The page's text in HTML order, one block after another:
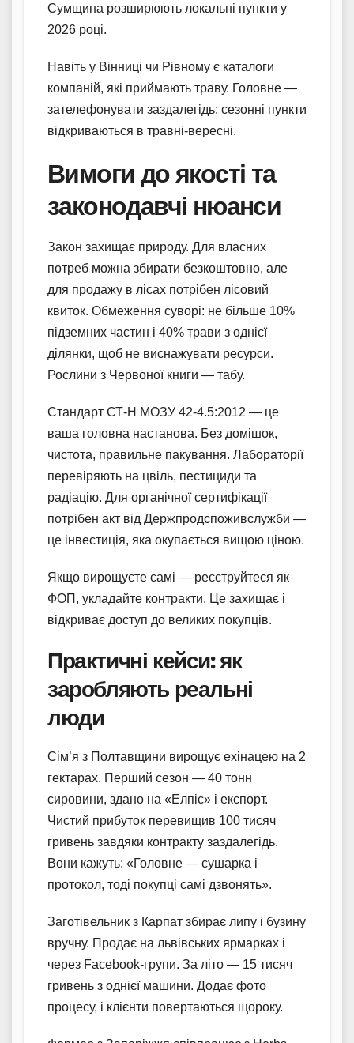
Сумщина розширюють локальні пункти у
2026 році.
Навіть у Вінниці чи Рівному є каталоги
компаній, які приймають траву. Головне —
зателефонувати заздалегідь: сезонні пункти
відкриваються в травні-вересні.
Вимоги до якості та
законодавчі нюанси
Закон захищає природу. Для власних
потреб можна збирати безкоштовно, але
для продажу в лісах потрібен лісовий
квиток. Обмеження суворі: не більше 10%
підземних частин і 40% трави з однієї
ділянки, щоб не виснажувати ресурси.
Рослини з Червоної книги — табу.
Стандарт СТ-Н МОЗУ 42-4.5:2012 — це
ваша головна настанова. Без домішок,
чистота, правильне пакування. Лабораторії
перевіряють на цвіль, пестициди та
радіацію. Для органічної сертифікації
потрібен акт від Держпродспоживслужби —
це інвестиція, яка окупається вищою ціною.
Якщо вирощуєте самі — реєструйтеся як
ФОП, укладайте контракти. Це захищає і
відкриває доступ до великих покупців.
Практичні кейси: як
заробляють реальні
люди
Сім’я з Полтавщини вирощує ехінацею на 2
гектарах. Перший сезон — 40 тонн
сировини, здано на «Елпіс» і експорт.
Чистий прибуток перевищив 100 тисяч
гривень завдяки контракту заздалегідь.
Вони кажуть: «Головне — сушарка і
протокол, тоді покупці самі дзвонять».
Заготівельник з Карпат збирає липу і бузину
вручну. Продає на львівських ярмарках і
через Facebook-групи. За літо — 15 тисяч
гривень з однієї машини. Додає фото
процесу, і клієнти повертаються щороку.